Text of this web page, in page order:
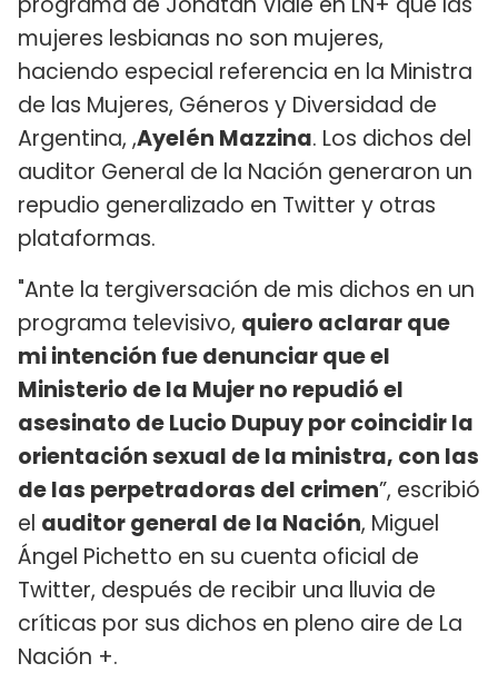
mujeres lesbianas no son mujeres,
haciendo especial referencia en la Ministra
de las Mujeres, Géneros y Diversidad de
Argentina, ,Ayelén Mazzina. Los dichos del
auditor General de la Nación generaron un
repudio generalizado en Twitter y otras
plataformas.
"Ante la tergiversación de mis dichos en un
programa televisivo, quiero aclarar que
mi intención fue denunciar que el
Ministerio de la Mujer no repudió el
asesinato de Lucio Dupuy por coincidir la
orientación sexual de la ministra, con las
de las perpetradoras del crimen”, escribió
el auditor general de la Nación, Miguel
Ángel Pichetto en su cuenta oficial de
Twitter, después de recibir una lluvia de
críticas por sus dichos en pleno aire de La
Nación +.